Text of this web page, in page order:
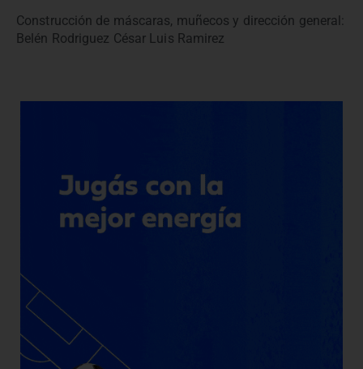
Construcción de máscaras, muñecos y dirección general:
Belén Rodriguez César Luis Ramirez